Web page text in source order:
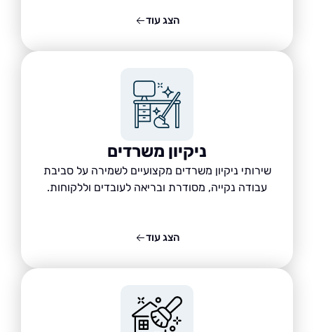
ניקיון משרדים
שירותי ניקיון משרדים מקצועיים לשמירה על סביבת
עבודה נקייה, מסודרת ובריאה לעובדים וללקוחות.